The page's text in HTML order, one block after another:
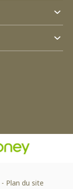
- Plan du site